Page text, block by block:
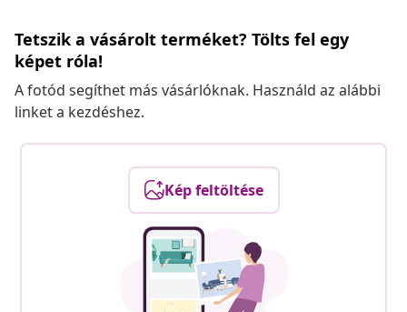
Tetszik a vásárolt terméket? Tölts fel egy
képet róla!
A fotód segíthet más vásárlóknak. Használd az alábbi
linket a kezdéshez.
Kép feltöltése